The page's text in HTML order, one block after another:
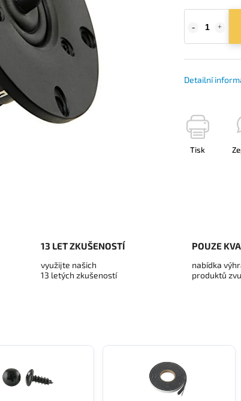
Detailní
Tisk
13 LET ZKUŠENOSTÍ
využijte našich
13 letých zkušeností
POUZE
nabídka
produktů